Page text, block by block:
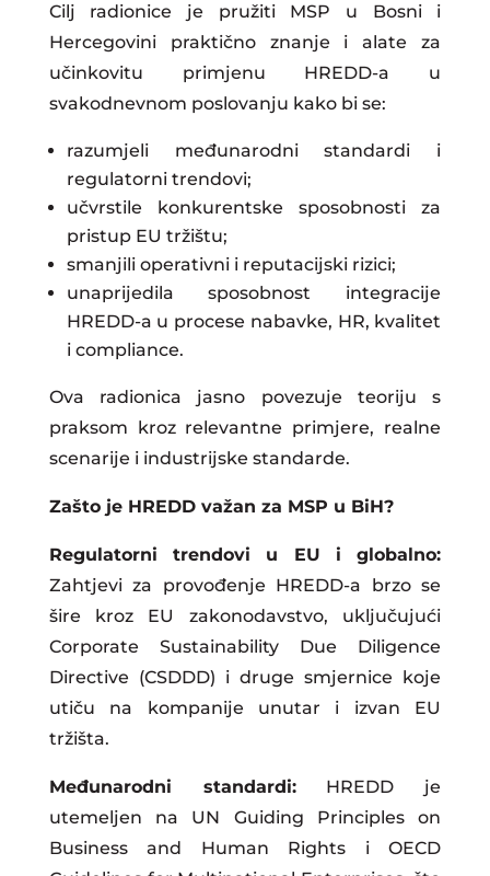
Cilj radionice je pružiti MSP u Bosni i
Hercegovini praktično znanje i alate za
učinkovitu primjenu HREDD-a u
svakodnevnom poslovanju kako bi se:
razumjeli međunarodni standardi i
regulatorni trendovi;
učvrstile konkurentske sposobnosti za
pristup EU tržištu;
smanjili operativni i reputacijski rizici;
unaprijedila sposobnost integracije
HREDD-a u procese nabavke, HR, kvalitet
i compliance.
Ova radionica jasno povezuje teoriju s
praksom kroz relevantne primjere, realne
scenarije i industrijske standarde.
Zašto je HREDD važan za MSP u BiH?
Regulatorni trendovi u EU i globalno:
Zahtjevi za provođenje HREDD-a brzo se
šire kroz EU zakonodavstvo, uključujući
Corporate Sustainability Due Diligence
Directive (CSDDD) i druge smjernice koje
utiču na kompanije unutar i izvan EU
tržišta.
Međunarodni standardi:HREDD je
utemeljen na UN Guiding Principles on
Business and Human Rights i OECD